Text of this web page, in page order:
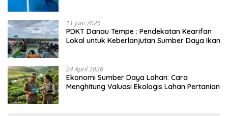
11 Juni 2026
PDKT Danau Tempe : Pendekatan Kearifan
Lokal untuk Keberlanjutan Sumber Daya Ikan
24 April 2026
Ekonomi Sumber Daya Lahan: Cara
Menghitung Valuasi Ekologis Lahan Pertanian